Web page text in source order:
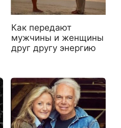
Как передают
мужчины и женщины
друг другу энергию